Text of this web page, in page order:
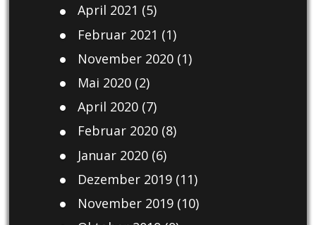
April 2021 (5)
Februar 2021 (1)
November 2020(1)
Mai 2020(2)
April 2020(7)
Februar 2020(8)
Januar 2020(6)
Dezember 2019(11)
November 2019(10)